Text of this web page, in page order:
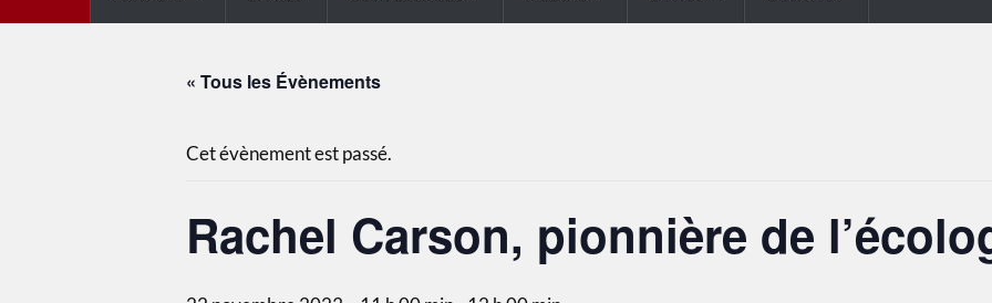
« Tous les Évènements
Cet évènement est passé.
Rachel Carson, pionnière de